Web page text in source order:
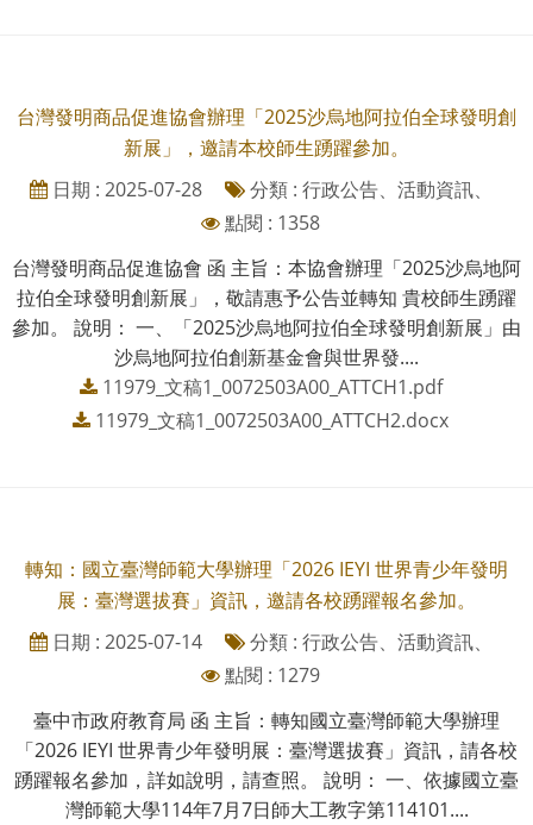
台灣發明商品促進協會辦理「2025沙烏地阿拉伯全球發明創
新展」，邀請本校師生踴躍參加。
日期 : 2025-07-28
分類 : 行政公告、活動資訊、
點閱 : 1358
台灣發明商品促進協會 函 主旨：本協會辦理「2025沙烏地阿
拉伯全球發明創新展」，敬請惠予公告並轉知 貴校師生踴躍
參加。 說明： 一、「2025沙烏地阿拉伯全球發明創新展」由
沙烏地阿拉伯創新基金會與世界發....
11979_文稿1_0072503A00_ATTCH1.pdf
11979_文稿1_0072503A00_ATTCH2.docx
轉知：國立臺灣師範大學辦理「2026 IEYI 世界青少年發明
展：臺灣選拔賽」資訊，邀請各校踴躍報名參加。
日期 : 2025-07-14
分類 : 行政公告、活動資訊、
點閱 : 1279
臺中市政府教育局 函 主旨：轉知國立臺灣師範大學辦理
「2026 IEYI 世界青少年發明展：臺灣選拔賽」資訊，請各校
踴躍報名參加，詳如說明，請查照。 說明： 一、依據國立臺
灣師範大學114年7月7日師大工教字第114101....